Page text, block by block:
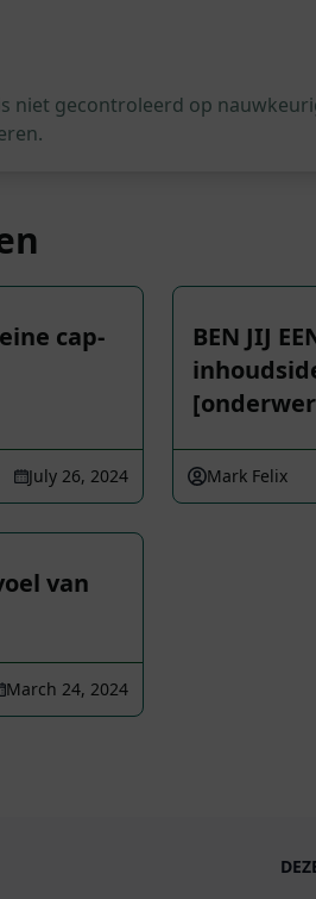
niet gecontroleerd op
cap-
July 26, 2024
BEN JIJ
Mark Felix
van
March 24, 2024